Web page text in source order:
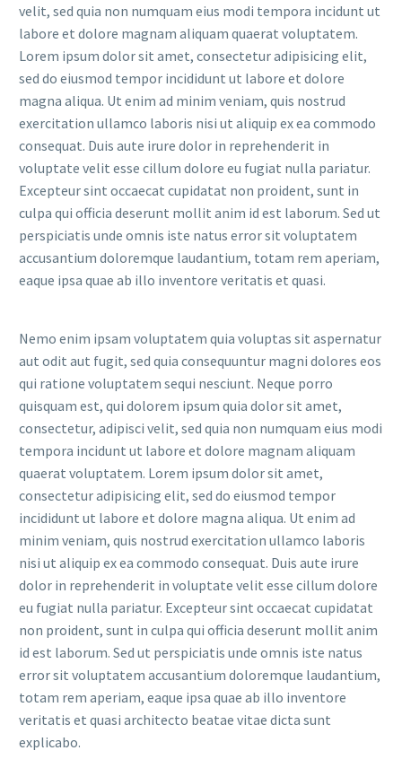
velit, sed quia non numquam eius modi tempora incidunt ut
labore et dolore magnam aliquam quaerat voluptatem.
Lorem ipsum dolor sit amet, consectetur adipisicing elit,
sed do eiusmod tempor incididunt ut labore et dolore
magna aliqua. Ut enim ad minim veniam, quis nostrud
exercitation ullamco laboris nisi ut aliquip ex ea commodo
consequat. Duis aute irure dolor in reprehenderit in
voluptate velit esse cillum dolore eu fugiat nulla pariatur.
Excepteur sint occaecat cupidatat non proident, sunt in
culpa qui officia deserunt mollit anim id est laborum. Sed ut
perspiciatis unde omnis iste natus error sit voluptatem
accusantium doloremque laudantium, totam rem aperiam,
eaque ipsa quae ab illo inventore veritatis et quasi.
Nemo enim ipsam voluptatem quia voluptas sit aspernatur
aut odit aut fugit, sed quia consequuntur magni dolores eos
qui ratione voluptatem sequi nesciunt. Neque porro
quisquam est, qui dolorem ipsum quia dolor sit amet,
consectetur, adipisci velit, sed quia non numquam eius modi
tempora incidunt ut labore et dolore magnam aliquam
quaerat voluptatem. Lorem ipsum dolor sit amet,
consectetur adipisicing elit, sed do eiusmod tempor
incididunt ut labore et dolore magna aliqua. Ut enim ad
minim veniam, quis nostrud exercitation ullamco laboris
nisi ut aliquip ex ea commodo consequat. Duis aute irure
dolor in reprehenderit in voluptate velit esse cillum dolore
eu fugiat nulla pariatur. Excepteur sint occaecat cupidatat
non proident, sunt in culpa qui officia deserunt mollit anim
id est laborum. Sed ut perspiciatis unde omnis iste natus
error sit voluptatem accusantium doloremque laudantium,
totam rem aperiam, eaque ipsa quae ab illo inventore
veritatis et quasi architecto beatae vitae dicta sunt
explicabo.